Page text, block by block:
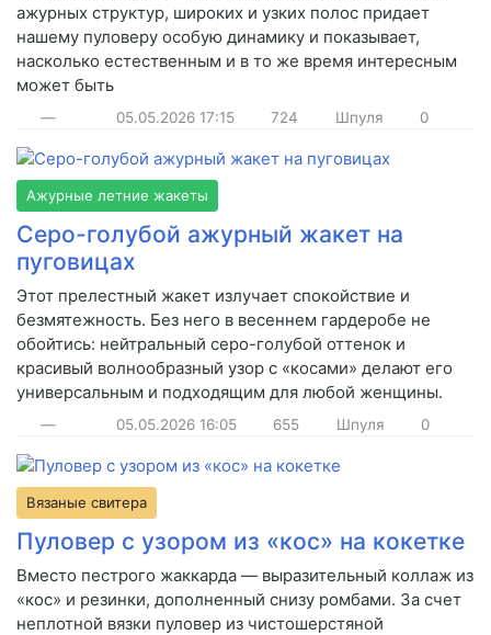
ажурных структур, широких и узких полос придает
нашему пуловеру особую динамику и показывает,
насколько естественным и в то же время интересным
может быть
— 05.05.2026 17:15 724 Шпуля 0
Ажурные летние жакеты
Серо-голубой ажурный жакет на
пуговицах
Этот прелестный жакет излучает спокойствие и
безмятежность. Без него в весеннем гардеробе не
обойтись: нейтральный серо-голубой оттенок и
красивый волнообразный узор с «косами» делают его
универсальным и подходящим для любой женщины.
— 05.05.2026 16:05 655 Шпуля 0
Вязаные свитера
Пуловер с узором из «кос» на кокетке
Вместо пестрого жаккарда — выразительный коллаж из
«кос» и резинки, дополненный снизу ромбами. За счет
неплотной вязки пуловер из чистошерстяной